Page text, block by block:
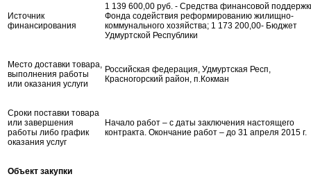
Источник
финансирования
1 139 600,00 руб. - Средства финансовой
Фонда содействия реформированию жилищно-
коммунального хозяйства; 1 173 200,00- Бюджет
Удмуртской Республики
Место доставки товара,
выполнения работы
или оказания услуги
Российская федерация, Удмуртская Респ,
Красногорский район, п.Кокман
Сроки поставки товара
или завершения
работы либо график
оказания услуг
Начало работ – с даты заключения настоящего
контракта. Окончание работ – до 31 апреля 2015 г.
Объект закупки